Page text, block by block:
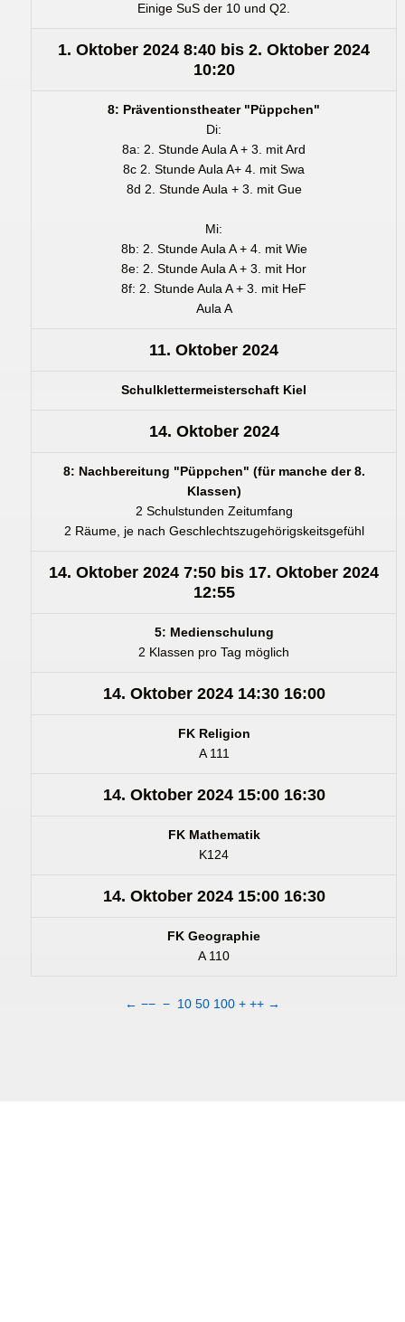
Einige SuS der 10 und Q2.
1. Oktober 2024 8:40 bis 2. Oktober 2024
10:20
8: Präventionstheater "Püppchen"
Di:
8a: 2. Stunde Aula A + 3. mit Ard
8c 2. Stunde Aula A+ 4. mit Swa
8d 2. Stunde Aula + 3. mit Gue
Mi:
8b: 2. Stunde Aula A + 4. mit Wie
8e: 2. Stunde Aula A + 3. mit Hor
8f: 2. Stunde Aula A + 3. mit HeF
Aula A
11. Oktober 2024
Schulklettermeisterschaft Kiel
14. Oktober 2024
8: Nachbereitung "Püppchen" (für manche der 8.
Klassen)
2 Schulstunden Zeitumfang
2 Räume, je nach Geschlechtszugehörigskeitsgefühl
14. Oktober 2024 7:50 bis 17. Oktober 2024
12:55
5: Medienschulung
2 Klassen pro Tag möglich
14. Oktober 202414:30 16:00
FK Religion
A 111
14. Oktober 202415:00 16:30
FK Mathematik
K124
14. Oktober 202415:00 16:30
FK Geographie
A 110
← −− − 10 50 100 + ++ →